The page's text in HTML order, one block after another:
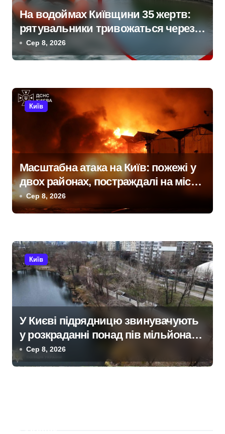
з
а
п
с
в
На водоймах Київщини 35 жертв:
рятувальники тривожаться через
зростання трагедій
Сер 8, 2026
Київ
Масштабна атака на Київ: пожежі у
двох районах, постраждалі на місці
події
Сер 8, 2026
Київ
У Києві підрядницю звинувачують
у розкраданні понад пів мільйона
гривень під час ремонту зони
«Вербне»
Сер 8, 2026